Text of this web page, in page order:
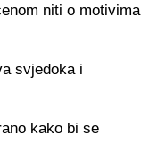
niti o motivima
svjedoka i
kako bi se